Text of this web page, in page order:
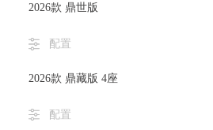
2026款 鼎世版
配置
2026款 鼎藏版 4座
配置